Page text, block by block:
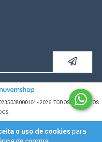
o uso de cookies para
- 2026. TODOS OS DIREITOS